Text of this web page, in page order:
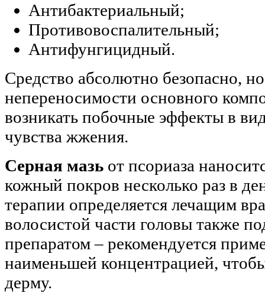
Антибактериальный;
Противовоспалительный;
Антифунгицидный.
Средство абсолютно безопасно,
непереносимости основного
возникать побочные эффекты в
чувства жжения.
Серная мазь от псориаза
кожный покров несколько раз в
терапии определяется лечащим
волосистой части головы также
препаратом – рекомендуется
наименьшей концентрацией,
дерму.